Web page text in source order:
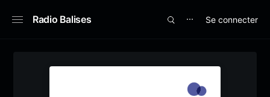
Radio Balises ⋯ Se connecter